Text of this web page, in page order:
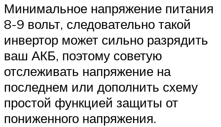
Минимальное напряжение питания
8-9 вольт, следовательно такой
инвертор может сильно разрядить
ваш АКБ, поэтому советую
отслеживать напряжение на
последнем или дополнить схему
простой функцией защиты от
пониженного напряжения.